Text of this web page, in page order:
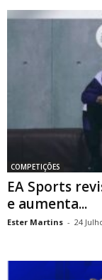
COMPETIÇÕES
EA Sports
e aumenta...
Ester Martins - 24